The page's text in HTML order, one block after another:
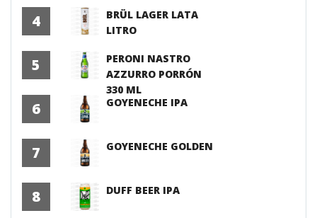
4
BRÜL LAGER LATA
LITRO
5
PERONI NASTRO
AZZURRO PORRÓN
330 ML
6 GOYENECHE IPA
7 GOYENECHE GOLDEN
8 DUFF BEER IPA